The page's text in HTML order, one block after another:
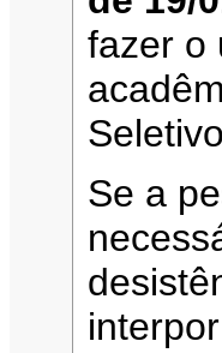
fazer o
Se a